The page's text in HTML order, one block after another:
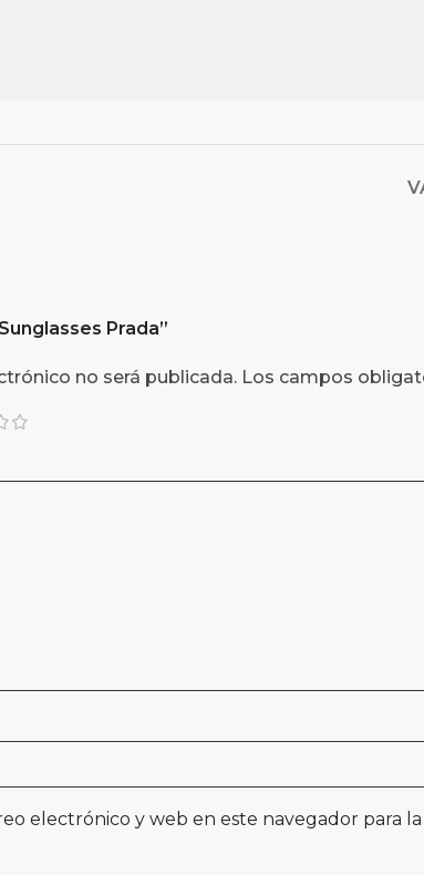
Prada”
no será publicada. Los campos
electrónico y web en este navegador para